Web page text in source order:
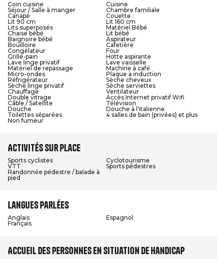
Coin cuisine
Cuisine
Séjour / Salle à manger
Chambre familiale
Canapé
Couette
Lit 90 cm
Lit 160 cm
Lits superposés
Matériel Bébé
Chaise bébé
Lit bébé
Baignoire bébé
Aspirateur
Bouilloire
Cafetière
Congélateur
Four
Grille-pain
Hotte aspirante
Lave linge privatif
Lave vaisselle
Matériel de repassage
Machine à café
Micro-ondes
Plaque à induction
Réfrigérateur
Sèche cheveux
Sèche linge privatif
Sèche serviettes
Chauffage
Ventilateur
Double vitrage
Accès Internet privatif Wifi
Câble / Satellite
Télévision
Douche
Douche à l'italienne
Toilettes séparées
4 salles de bain (privées) et plus
Non fumeur
Activités sur place
Sports cyclistes
Cyclotourisme
VTT
Sports pédestres
Randonnée pédestre / balade à
pied
Langues parlées
Anglais
Espagnol
Français
Accueil des personnes en situation de handicap